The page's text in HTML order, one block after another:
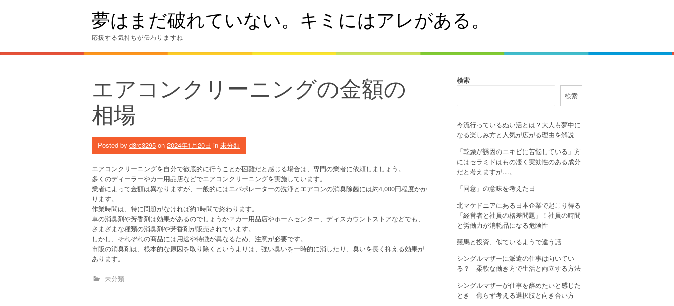
夢はまだ破れていない。キミにはアレがある。
応援する気持ちが伝わりますね
エアコンクリーニングの金額の
相場
Posted by d8rc3295 on 2024年1月20日 in 未分類
エアコンクリーニングを自分で徹底的に行うことが困難だと感じる場合は、専門の業者に依頼しましょう。
多くのディーラーやカー用品店などでエアコンクリーニングを実施しています。
業者によって金額は異なりますが、一般的にはエバポレーターの洗浄とエアコンの消臭除菌には約4,000円程度かか
ります。
作業時間は、特に問題がなければ約1時間で終わります。
車の消臭剤や芳香剤は効果があるのでしょうか？カー用品店やホームセンター、ディスカウントストアなどでも、
さまざまな種類の消臭剤や芳香剤が販売されています。
しかし、それぞれの商品には用途や特徴が異なるため、注意が必要です。
市販の消臭剤は、根本的な原因を取り除くというよりは、強い臭いを一時的に消したり、臭いを長く抑える効果が
あります。
未分類
検索
検索
今流行っているぬい活とは？大人も夢中に
なる楽しみ方と人気が広がる理由を解説
「乾燥が誘因のニキビに苦悩している」方
にはセラミドはもの凄く実効性のある成分
だと考えますが…。
「同意」の意味を考えた日
北マケドニアにある日本企業で起こり得る
「経営者と社員の格差問題」！社員の時間
と労働力が消耗品になる危険性
競馬と投資、似ているようで違う話
シングルマザーに派遣の仕事は向いてい
る？｜柔軟な働き方で生活と両立する方法
シングルマザーが仕事を辞めたいと感じた
とき｜焦らず考える選択肢と向き合い方